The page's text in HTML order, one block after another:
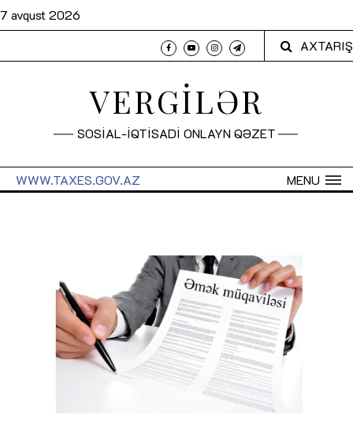
7 avqust 2026
AXTARIŞ
VERGİLƏR
SOSİAL-İQTİSADİ ONLAYN QƏZET
MENU
WWW.TAXES.GOV.AZ